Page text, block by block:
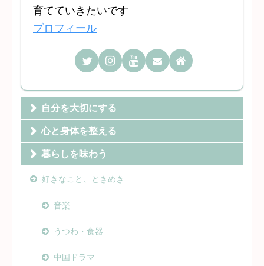
育てていきたいです
プロフィール
自分を大切にする
心と身体を整える
暮らしを味わう
好きなこと、ときめき
音楽
うつわ・食器
中国ドラマ